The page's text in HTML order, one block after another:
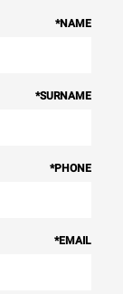
NAME
*
SURNAME
*
PHONE
*
EMAIL
*